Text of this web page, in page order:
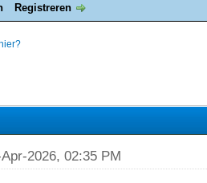
Registreren
2026, 02:35 PM